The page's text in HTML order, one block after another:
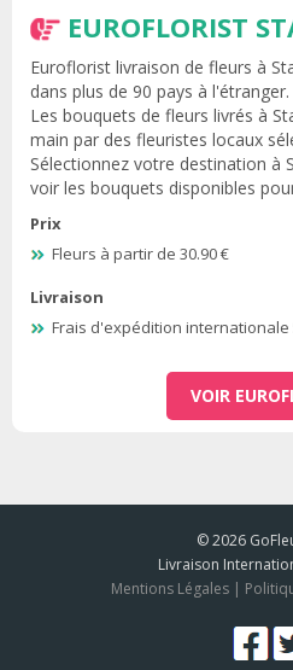
EUROFLORIST
Euroflorist livraison de fleurs à
dans plus de 90 pays à l'étranger.
Les bouquets de fleurs livrés à
main par des fleuristes locaux
Sélectionnez votre destination à
voir les bouquets disponibles
Prix
Fleurs à partir de 30.90 €
Livraison
Frais d'expédition internationale
VOIR
© 2026
Livraison
Mentions Légales|